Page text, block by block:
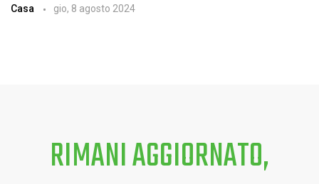
Casa gio, 8 agosto 2024
RIMANI AGGIORNATO,